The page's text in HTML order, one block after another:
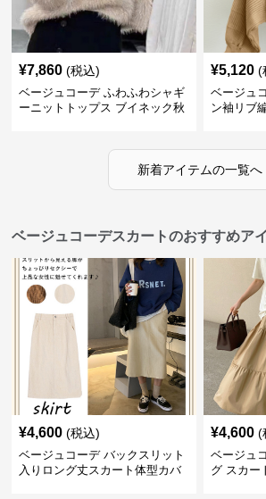
¥7,860 (税込)
ベージュコーデ ふわふわシャギ
ーニットトップス ブイネック秋
¥5,120 (
ベージュ
ン袖リブ
新着アイテムの一覧へ
ベージュコーデスカートのおすすめア
¥4,600 (税込)
ベージュコーデ バックスリット
入りロング丈スカート体型カバ
¥4,600 (
ベージュ
グ スカー